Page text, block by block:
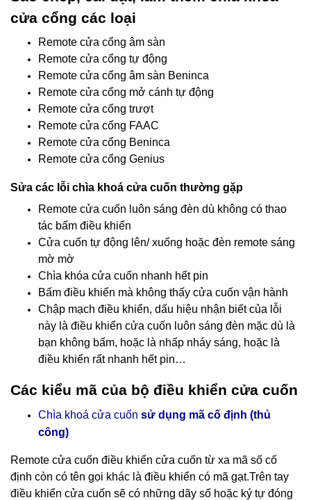
cửa cổng các loại
Remote cửa cổng âm sàn
Remote cửa cổng tự động
Remote cửa cổng âm sàn Beninca
Remote cửa cổng mở cánh tự động
Remote cửa cổng trượt
Remote cửa cổng FAAC
Remote cửa cổng Beninca
Remote cửa cổng Genius
Sửa các lỗi chìa khoá cửa cuốn thường gặp
Remote cửa cuốn luôn sáng đèn dù không có thao
tác bấm điều khiển
Cửa cuốn tự động lên/ xuống hoặc đèn remote sáng
mờ mờ
Chìa khóa cửa cuốn nhanh hết pin
Bấm điều khiển mà không thấy cửa cuốn vận hành
Chập mạch điều khiển, dấu hiệu nhận biết của lỗi
này là điều khiển cửa cuốn luôn sáng đèn mặc dù là
bạn không bấm, hoặc là nhấp nháy sáng, hoặc là
điều khiển rất nhanh hết pin…
Các kiểu mã của bộ điều khiển cửa cuốn
Chìa khoá cửa cuốn sử dụng mã cố định (thủ
công)
Remote cửa cuốn điều khiển cửa cuốn từ xa mã số cố
định còn có tên gọi khác là điều khiển có mã gạt.Trên tay
điều khiển cửa cuốn sẽ có những dãy số hoặc ký tự đóng